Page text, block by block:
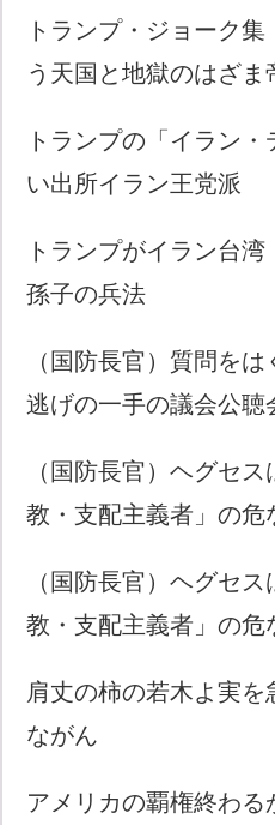
トランプ・ジョーク
う天国と地獄のはざま
トランプの「イラン
い出所イラン王党派
トランプがイラン台
孫子の兵法
（国防長官）質問を
逃げの一手の議会公聴
（国防長官）ヘグセ
教・支配主義者」の危
（国防長官）ヘグセ
教・支配主義者」の危
肩丈の柿の若木よ実
ながん
アメリカの覇権終わる